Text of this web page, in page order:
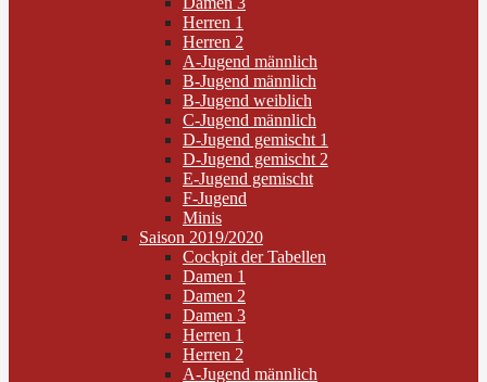
Herren 1
Herren 2
A-Jugend männlich
B-Jugend männlich
B-Jugend weiblich
C-Jugend männlich
D-Jugend gemischt 1
D-Jugend gemischt 2
E-Jugend gemischt
F-Jugend
Minis
Saison 2019/2020
Cockpit der Tabellen
Damen 1
Damen 2
Damen 3
Herren 1
Herren 2
A-Jugend männlich